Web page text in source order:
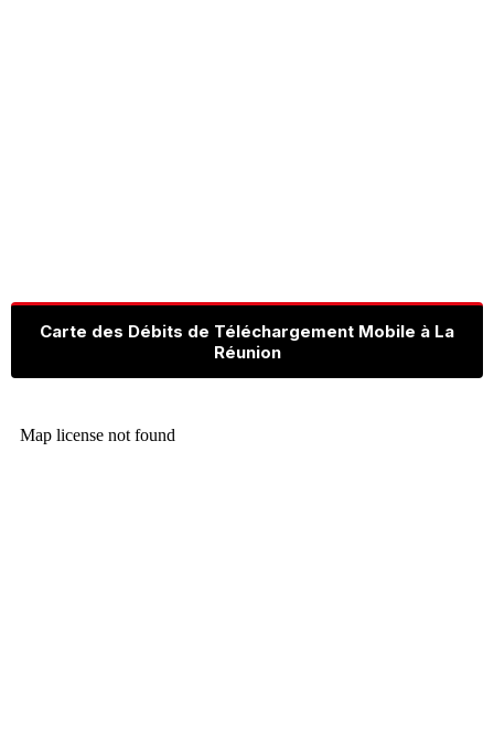
Carte des Débits de Téléchargement Mobile à La
Réunion